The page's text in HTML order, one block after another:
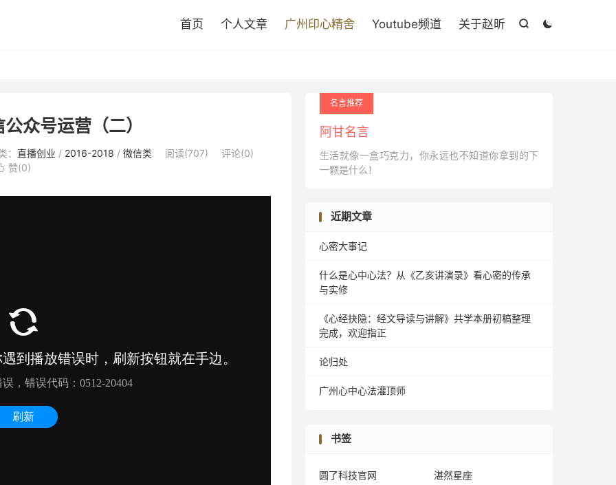


首页 个人文章 广州印心精舍 Youtube频道 关于赵昕
众号运营（二）
： 直播创业 / 2016-2018 / 微信类 阅读(707) 评论(0)
赞(0)
名言推荐
阿甘名言
生活就像一盒巧克力，你永远也不知道你拿到的下
一颗是什么！
近期文章
心密大事记
什么是心中心法？从《乙亥讲演录》看心密的传承
与实修
《心经抉隐：经文导读与讲解》共学本册初稿整理
完成，欢迎指正
论归处
广州心中心法灌顶师
书签
圆了科技官网
湛然星座